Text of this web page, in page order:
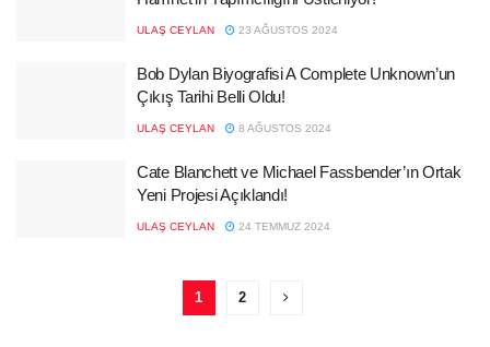
ULAŞ CEYLAN 23 AĞUSTOS 2024
Bob Dylan Biyografisi A Complete Unknown’un
Çıkış Tarihi Belli Oldu!
ULAŞ CEYLAN 8 AĞUSTOS 2024
Cate Blanchett ve Michael Fassbender’ın Ortak
Yeni Projesi Açıklandı!
ULAŞ CEYLAN 24 TEMMUZ 2024
1 2